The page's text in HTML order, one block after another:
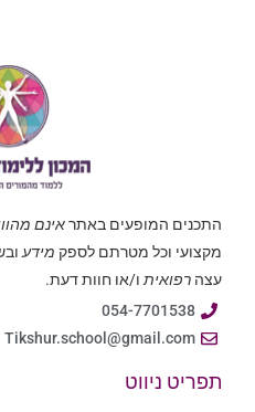
התכנים המופעים באתראינם
מקצועי וכל מטרתם לספק מידע
עצה רפואית ו/או חוות דעת.
054-7701538
Tikshur.school@gmail.com
תפריט ניווט